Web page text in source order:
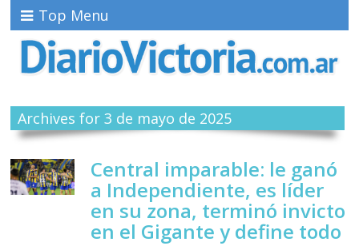
Top Menu
Archives for 3 de mayo de 2025
Central imparable: le ganó
a Independiente, es líder
en su zona, terminó invicto
en el Gigante y define todo